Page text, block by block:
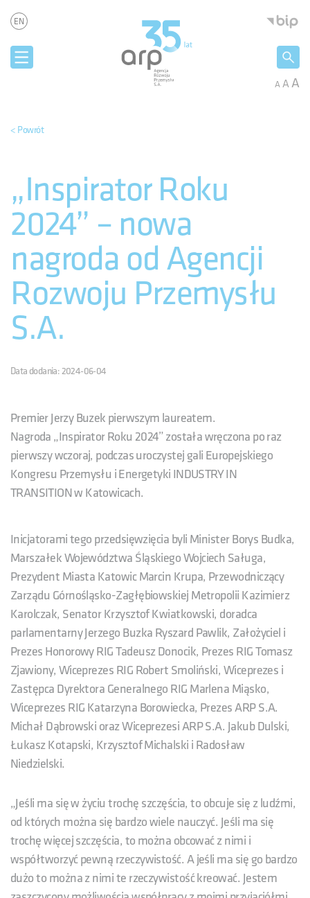
EN
AAA
< Powrót
„Inspirator Roku
2024” – nowa
nagroda od Agencji
Rozwoju Przemysłu
S.A.
Data dodania: 2024-06-04
Premier Jerzy Buzek pierwszym laureatem.
Nagroda „Inspirator Roku 2024” została wręczona po raz
pierwszy wczoraj, podczas uroczystej gali Europejskiego
Kongresu Przemysłu i Energetyki INDUSTRY IN
TRANSITION w Katowicach.
Inicjatorami tego przedsięwzięcia byli Minister Borys Budka,
Marszałek Województwa Śląskiego Wojciech Saługa,
Prezydent Miasta Katowic Marcin Krupa, Przewodniczący
Zarządu Górnośląsko-Zagłębiowskiej Metropolii Kazimierz
Karolczak, Senator Krzysztof Kwiatkowski, doradca
parlamentarny Jerzego Buzka Ryszard Pawlik, Założyciel i
Prezes Honorowy RIG Tadeusz Donocik, Prezes RIG Tomasz
Zjawiony, Wiceprezes RIG Robert Smoliński, Wiceprezes i
Zastępca Dyrektora Generalnego RIG Marlena Miąsko,
Wiceprezes RIG Katarzyna Borowiecka, Prezes ARP S.A.
Michał Dąbrowski oraz Wiceprezesi ARP S.A. Jakub Dulski,
Łukasz Kotapski, Krzysztof Michalski i Radosław
Niedzielski.
„Jeśli ma się w życiu trochę szczęścia, to obcuje się z ludźmi,
od których można się bardzo wiele nauczyć. Jeśli ma się
trochę więcej szczęścia, to można obcować z nimi i
współtworzyć pewną rzeczywistość. A jeśli ma się go bardzo
dużo to można z nimi te rzeczywistość kreować. Jestem